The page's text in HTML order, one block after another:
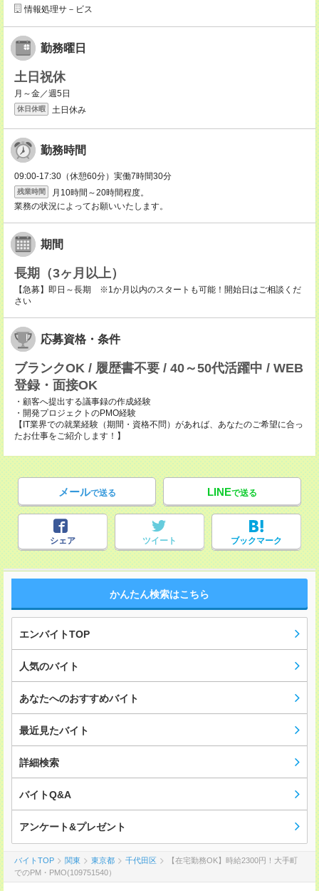
情報処理サ－ビス
勤務曜日
土日祝休
月～金／週5日
休日休暇 土日休み
勤務時間
09:00-17:30（休憩60分）実働7時間30分
残業時間
月10時間～20時間程度。
業務の状況によってお願いいたします。
期間
長期（3ヶ月以上）
【急募】即日～長期 ※1か月以内のスタートも可能！開始日はご相談くだ
さい
応募資格・条件
ブランクOK / 履歴書不要 / 40～50代活躍中 / WEB
登録・面接OK
・顧客へ提出する議事録の作成経験
・開発プロジェクトのPMO経験
【IT業界での就業経験（期間・資格不問）があれば、あなたのご希望に合っ
たお仕事をご紹介します！】
メールで送る LINEで送る
シェア ツイート ブックマーク
かんたん検索はこちら
エンバイトTOP
人気のバイト
あなたへのおすすめバイト
最近見たバイト
詳細検索
バイトQ&A
アンケート&プレゼント
バイトTOP 関東 東京都 千代田区
【在宅勤務OK】時給2300円！大手町
でのPM・PMO(109751540）